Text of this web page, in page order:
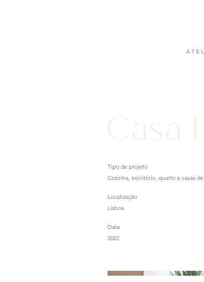
A T E
Tipo de projeto
Cozinha, escritório, quarto e casas
Localização
Lisboa
Data
2022